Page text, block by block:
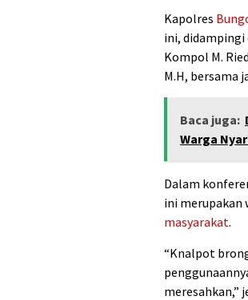
Kapolres
ini, didampingi
Kompol M.
M.H, bersama
Baca juga:
Warga
Dalam
ini merupakan
masyarakat.
“Knalpot
meresahkan,”